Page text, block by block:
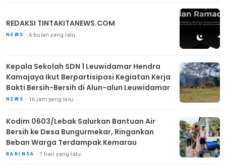
REDAKSI TINTAKITANEWS.COM
NEWS 6 bulan yang lalu
Kepala Sekolah SDN 1 Leuwidamar Hendra
Kamajaya Ikut Berpartisipasi Kegiatan Kerja
Bakti Bersih-Bersih di Alun-alun Leuwidamar
NEWS 16 jam yang lalu
Kodim 0603/Lebak Salurkan Bantuan Air
Bersih ke Desa Bungurmekar, Ringankan
Beban Warga Terdampak Kemarau
BABINSA 1 hari yang lalu